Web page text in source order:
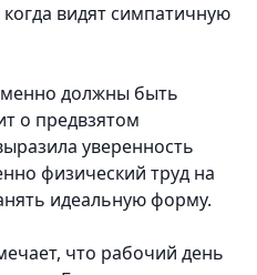
видят симпатичную
должны быть
о предвзятом
уверенность
физический труд на
идеальную форму.
что рабочий день